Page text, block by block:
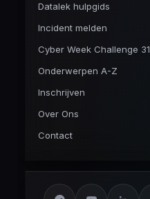
Datalek hulpgids
Incident melden
Cyber Week Challenge 31
Onderwerpen A-Z
Inschrijven
Over Ons
Contact